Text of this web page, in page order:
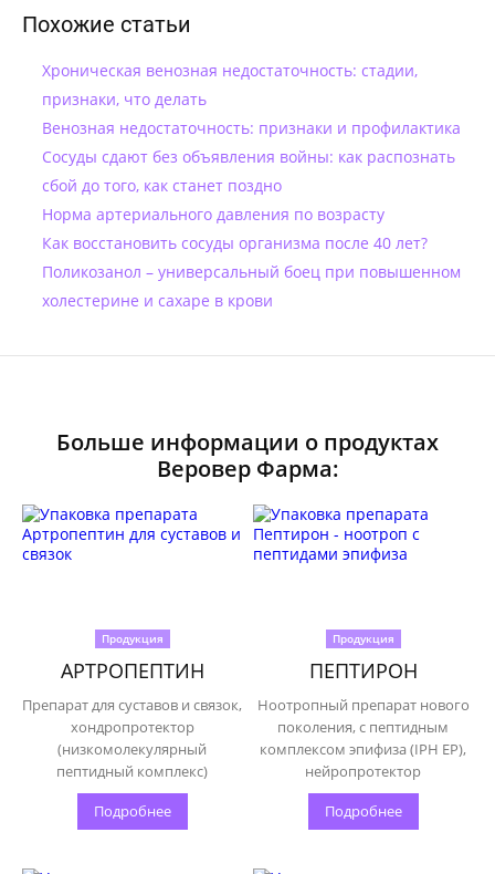
Похожие статьи
Хроническая венозная недостаточность: стадии,
признаки, что делать
Венозная недостаточность: признаки и профилактика
Сосуды сдают без объявления войны: как распознать
сбой до того, как станет поздно
Норма артериального давления по возрасту
Как восстановить сосуды организма после 40 лет?
Поликозанол – универсальный боец при повышенном
холестерине и сахаре в крови
Больше информации о продуктах
Веровер Фарма:
Продукция
АРТРОПЕПТИН
Препарат для суставов и связок,
хондропротектор
(низкомолекулярный
пептидный комплекс)
Подробнее
Продукция
ПЕПТИРОН
Ноотропный препарат нового
поколения, с пептидным
комплексом эпифиза (IPH EP),
нейропротектор
Подробнее